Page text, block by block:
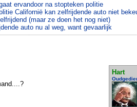
ervandoor na stopteken politie
Californië kan zelfrijdende auto niet
(maar ze doen het nog niet)
auto nu al weg, want gevaarlijk
Hart